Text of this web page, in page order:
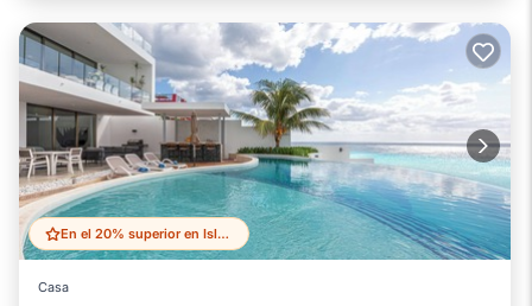
En el 20% superior en Isla Mujeres
Casa